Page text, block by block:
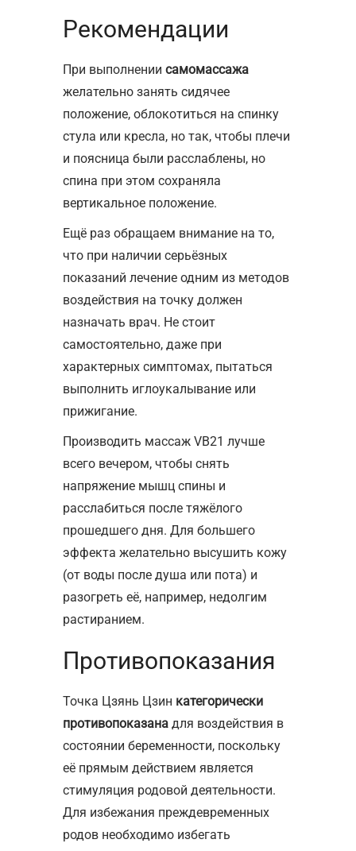
Рекомендации
При выполнении самомассажа
желательно занять сидячее
положение, облокотиться на спинку
стула или кресла, но так, чтобы плечи
и поясница были расслаблены, но
спина при этом сохраняла
вертикальное положение.
Ещё раз обращаем внимание на то,
что при наличии серьёзных
показаний лечение одним из методов
воздействия на точку должен
назначать врач. Не стоит
самостоятельно, даже при
характерных симптомах, пытаться
выполнить иглоукалывание или
прижигание.
Производить массаж VB21 лучше
всего вечером, чтобы снять
напряжение мышц спины и
расслабиться после тяжёлого
прошедшего дня. Для большего
эффекта желательно высушить кожу
(от воды после душа или пота) и
разогреть её, например, недолгим
растиранием.
Противопоказания
Точка Цзянь Цзин категорически
противопоказана для воздействия в
состоянии беременности, поскольку
её прямым действием является
стимуляция родовой деятельности.
Для избежания преждевременных
родов необходимо избегать